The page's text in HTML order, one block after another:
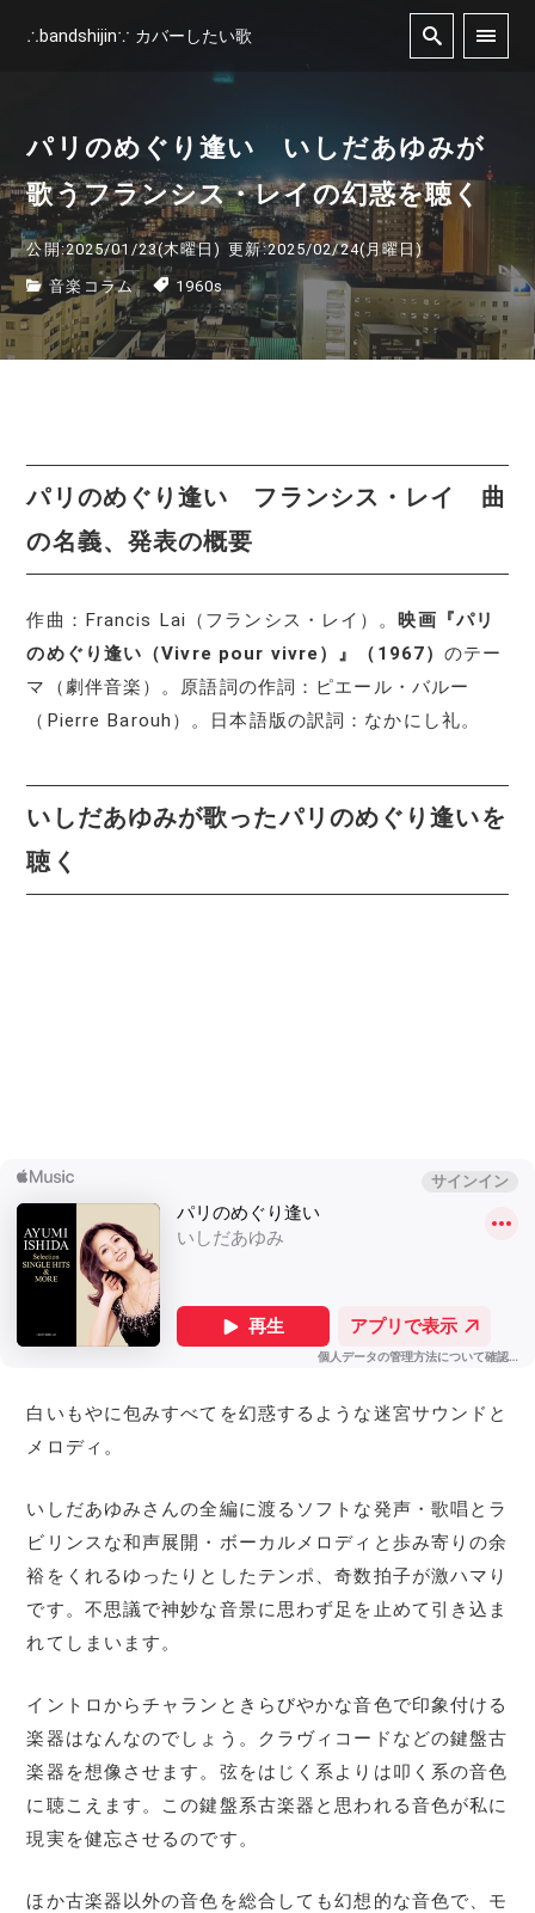
∴bandshijin∵ カバーしたい歌
パリのめぐり逢い いしだあゆみが
歌うフランシス・レイの幻惑を聴く
公開:2025/01/23(木曜日) 更新:2025/02/24(月曜日)
音楽コラム 1960s
パリのめぐり逢い フランシス・レイ 曲
の名義、発表の概要
作曲：Francis Lai（フランシス・レイ）。 映画『パリ
のめぐり逢い（Vivre pour vivre）』（1967）のテー
マ（劇伴音楽）。原語詞の作詞：ピエール・バルー
（Pierre Barouh）。日本語版の訳詞：なかにし礼。
いしだあゆみが歌ったパリのめぐり逢いを
聴く
白いもやに包みすべてを幻惑するような迷宮サウンドと
メロディ。
いしだあゆみさんの全編に渡るソフトな発声・歌唱とラ
ビリンスな和声展開・ボーカルメロディと歩み寄りの余
裕をくれるゆったりとしたテンポ、奇数拍子が激ハマり
です。不思議で神妙な音景に思わず足を止めて引き込ま
れてしまいます。
イントロからチャランときらびやかな音色で印象付ける
楽器はなんなのでしょう。クラヴィコードなどの鍵盤古
楽器を想像させます。弦をはじく系よりは叩く系の音色
に聴こえます。この鍵盤系古楽器と思われる音色が私に
現実を健忘させるのです。
ほか古楽器以外の音色を総合しても幻想的な音色で、モ